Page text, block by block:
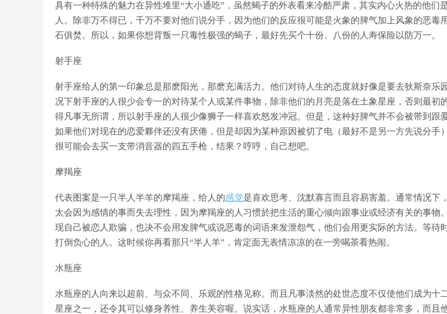
具有一种特殊的魅力在异性堆里“大小通吃”，虽然蝎子的外表看来冷酷严肃，其实内心火热的他们
人。除非万不得已，千万不要对他们说分手，因为他们的反应很可能是火象的脾气加上风象的恶毒
石俱焚。所以，如果你想背叛一只毒性极强的蝎子，最好先买个十份、八份的人寿保险以防万一。
射手座
射手座给人的第一印象总是那麽阳光，那麽充满活力。他们对待人生的态度就好像是要去狄斯奈乐
况下射手座的人很少会专一的对待某个人或某件事物，除非他们的月亮是落在土象星座，否则最初
得凡事无所谓，所以射手座的人很少像狮子一样喜欢怒发冲冠。但是，这种好脾气并不会被带到跟
如果他们对现在的恋爱夥伴还没有厌倦，但是却因为某种原因被切了电（最好不是另一方先说分手
很可能会去买一支带消音器的四五手枪，结果？哼哼，自己想吧。
摩羯座
代表图案是一只半人半羊的摩羯座，给人的感觉是喜欢思考、沈默寡言而且容易害羞。通常情况下
太会因为感情的事而失去理性，因为摩羯座的人习惯於把生活的重心倾向跟事业或经济有关的事物
现自己被恋人欺骗，也决不会用发脾气或说恶毒的词语来发泄怨气，他们会用更实际的方法。等待
打倒负心的人。这时候你再看那只“半人羊”，肯定面无表情凉凉的在一旁喝茶看热闹。
水瓶座
水瓶座的人向来以超前、与众不同、乐观的性格见称。而且凡事淡然的处世态度不仅使他们成为十
星座之一，还令其可以修身养性、养生美容喔。说实话，水瓶座的人通常异性朋友都非常多，而且